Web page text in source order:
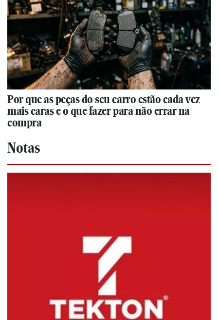
Por que as peças do seu carro estão cada vez
mais caras e o que fazer para não errar na
compra
Notas